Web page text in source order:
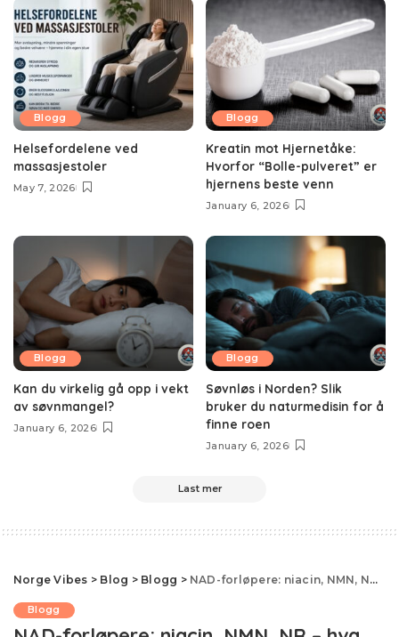
Blogg
Helsefordelene ved
massasjestoler
May 7, 2026
Blogg
Kreatin mot Hjernetåke:
Hvorfor “Bolle-pulveret” er
hjernens beste venn
January 6, 2026
Blogg
Kan du virkelig gå opp i vekt
av søvnmangel?
January 6, 2026
Blogg
Søvnløs i Norden? Slik
bruker du naturmedisin for å
finne roen
January 6, 2026
Last mer
Norge Vibes > Blog > Blogg > NAD-forløpere: niacin, NMN, NR – hva gir mest mening?
Blogg